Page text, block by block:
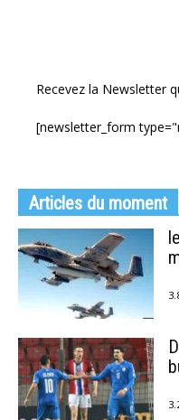
Recevez la Newsletter
[newsletter_form
Articles du moment